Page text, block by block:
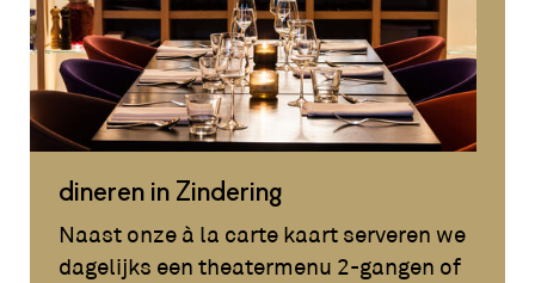
dineren in Zindering
Naast onze à la carte kaart serveren we
dagelijks een theatermenu 2-gangen of